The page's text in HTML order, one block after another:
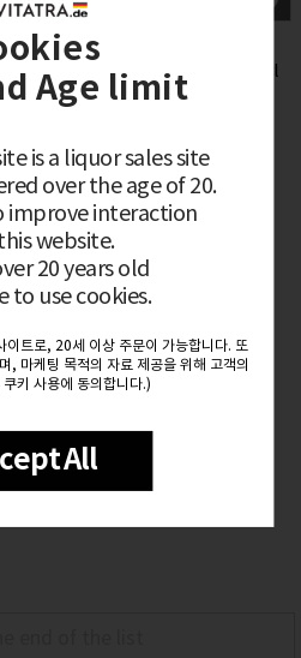
Age limit
is a liquor sales site
over the age of 20.
improve interaction
website.
20 years old
to use cookies.
이트로, 20세 이상 주문이 가능합니다. 또
, 마케팅 목적의 자료 제공을 위해 고객의
키 사용에 동의합니다.)
All
[Putzi]
Putzi Kinder Zahncreme 50ml
Erdbeer
(zzgl. MwSt. €0.30)